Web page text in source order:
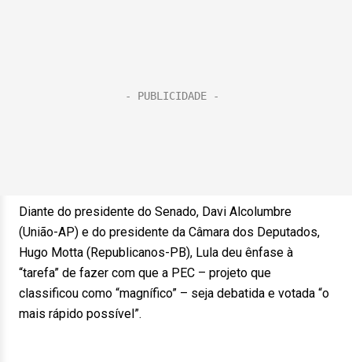
Diante do presidente do Senado, Davi Alcolumbre
(União-AP) e do presidente da Câmara dos Deputados,
Hugo Motta (Republicanos-PB), Lula deu ênfase à
“tarefa” de fazer com que a PEC – projeto que
classificou como “magnífico” – seja debatida e votada “o
mais rápido possível”.